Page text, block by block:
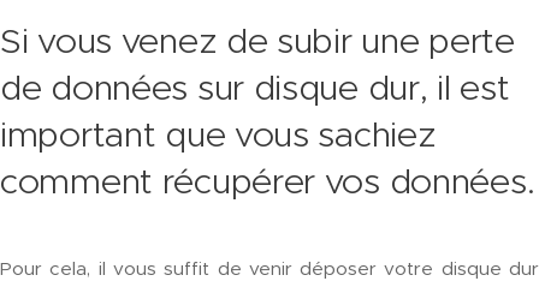
Si vous venez de subir une perte
de données sur disque dur, il est
important que vous sachiez
comment récupérer vos données.
Pour cela, il vous suffit de venir déposer votre disque dur